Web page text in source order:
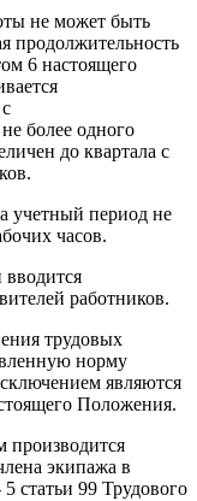
не может быть
продолжительность
6 настоящего
более одного
до квартала с
учетный период не
часов.
работников.
трудовых
норму
являются
Положения.
производится
экипажа в
статьи 99 Трудового